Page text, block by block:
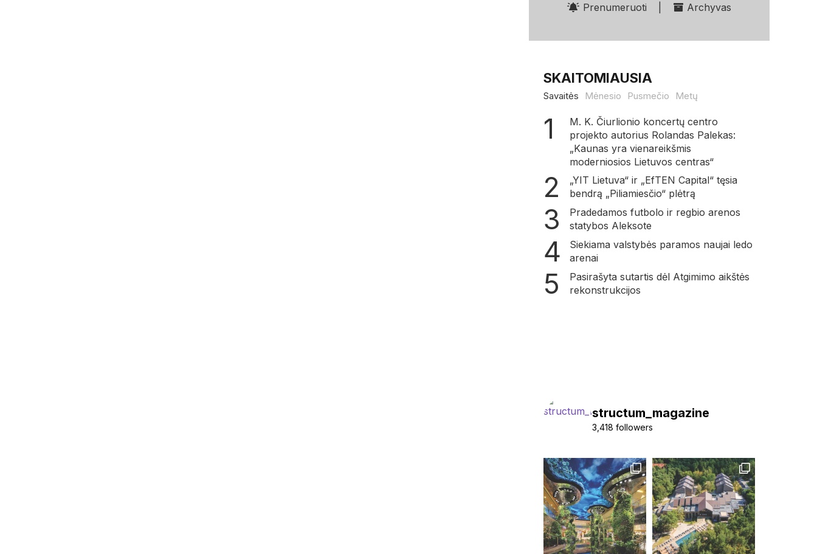
Prenumeruoti Archyvas
SKAITOMIAUSIA
Savaitės Mėnesio Pusmečio Metų
M. K. Čiurlionio koncertų centro
projekto autorius Rolandas Palekas:
„Kaunas yra vienareikšmis
moderniosios Lietuvos centras“
„YIT Lietuva“ ir „EfTEN Capital“ tęsia
bendrą „Piliamiesčio“ plėtrą
Pradedamos futbolo ir regbio arenos
statybos Aleksote
Siekiama valstybės paramos naujai ledo
arenai
Pasirašyta sutartis dėl Atgimimo aikštės
rekonstrukcijos
structum_magazine
3,418 followers